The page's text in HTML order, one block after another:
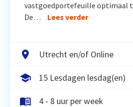
vastgoedportefeuille optimaal
De…
Lees verder
Utrecht en/of Online
15 Lesdagen lesdag(en)
4 - 8 uur per week